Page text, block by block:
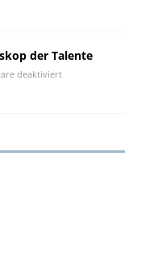
der Talente
deaktiviert